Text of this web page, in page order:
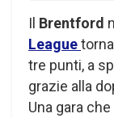
Il Brentford
League
tre punti, a
grazie alla
Una gara